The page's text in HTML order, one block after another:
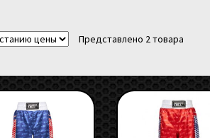
Представлено 2 товара